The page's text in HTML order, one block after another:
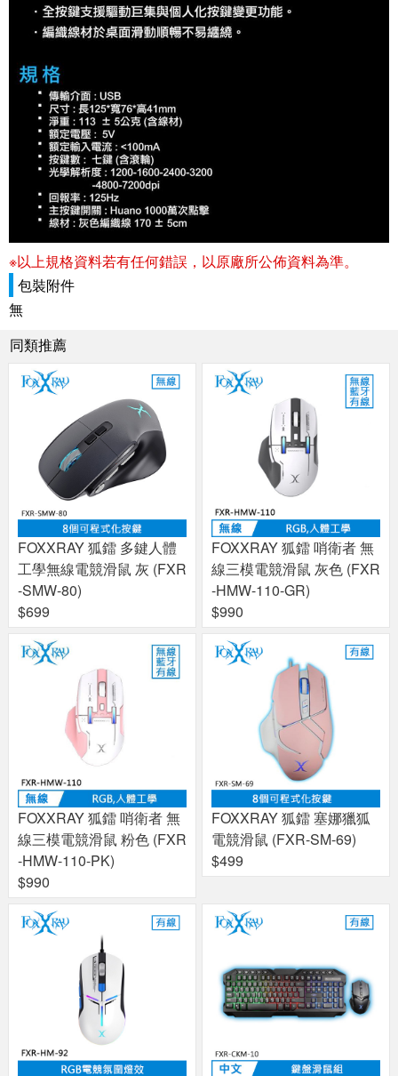
※以上規格資料若有任何錯誤，以原廠所公佈資料為準。
包裝附件
無
同類推薦
FOXXRAY 狐鐳 多鍵人體
工學無線電競滑鼠 灰 (FXR
-SMW-80)
$699
FOXXRAY 狐鐳 哨衛者 無
線三模電競滑鼠 灰色 (FXR
-HMW-110-GR)
$990
FOXXRAY 狐鐳 哨衛者 無
線三模電競滑鼠 粉色 (FXR
-HMW-110-PK)
$990
FOXXRAY 狐鐳 塞娜獵狐
電競滑鼠 (FXR-SM-69)
$499